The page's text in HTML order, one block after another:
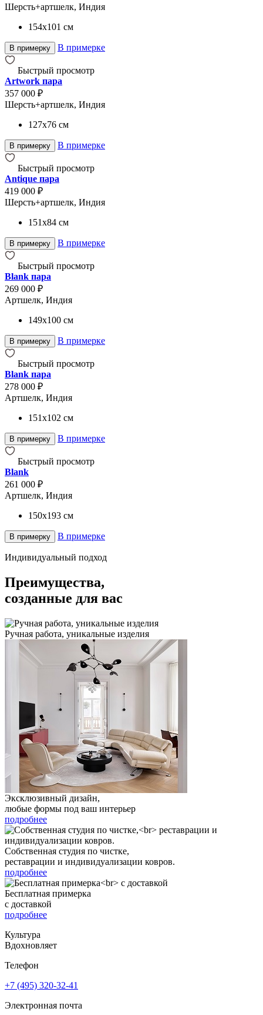
Шерсть+артшелк, Индия
154x101 см
В примерку В примерке
Быстрый просмотр
Artwork пара
357 000 ₽
Шерсть+артшелк, Индия
127x76 см
В примерку В примерке
Быстрый просмотр
Antique пара
419 000 ₽
Шерсть+артшелк, Индия
151x84 см
В примерку В примерке
Быстрый просмотр
Blank пара
269 000 ₽
Артшелк, Индия
149x100 см
В примерку В примерке
Быстрый просмотр
Blank пара
278 000 ₽
Артшелк, Индия
151x102 см
В примерку В примерке
Быстрый просмотр
Blank
261 000 ₽
Артшелк, Индия
150x193 см
В примерку В примерке
Индивидуальный подход
Преимущества,
созданные для вас
Ручная работа, уникальные изделия
Эксклюзивный дизайн,
любые формы под ваш интерьер
подробнее
Собственная студия по чистке,
реставрации и индивидуализации ковров.
подробнее
Бесплатная примерка
с доставкой
подробнее
Культура
Вдохновляет
Телефон
+7 (495) 320-32-41
Электронная почта